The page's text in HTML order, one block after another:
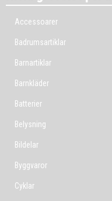
Accessoarer
Badrumsartiklar
Barnartiklar
Barnkläder
Batterier
Belysning
Bildelar
Byggvaror
Cyklar